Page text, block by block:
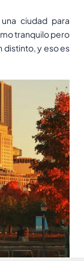
ciudad para
tranquilo pero
distinto, y eso es